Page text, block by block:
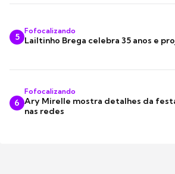
5
Fofocalizando
Lailtinho Brega celebra 35 anos e
6
Fofocalizando
Ary Mirelle mostra detalhes da
nas redes